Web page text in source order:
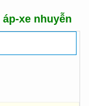
áp-xe nhuyễn